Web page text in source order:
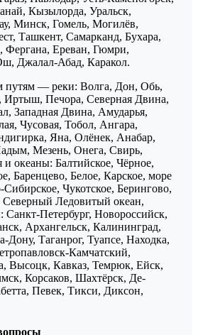
Кызылорда, Уральск,
Минск, Гомель, Могилёв,
Ташкент, Самарканд, Бухара,
Ереван, Гюмри,
Джалал-Абад, Каракол.
путям — реки: Волга, Дон, Обь,
Печора, Северная Двина,
Западная Двина, Амударья,
Чусовая, Тобол, Ангара,
Яна, Олёнек, Анабар,
Мезень, Онега, Свирь,
океаны: Балтийское, Чёрное,
Баренцево, Белое, Карское, море
Чукотское, Берингово,
Северный Ледовитый океан,
Петербург, Новороссийск,
Архангельск, Калининград,
Дону, Таганрог, Туапсе, Находка,
Камчатский,
Высоцк, Кавказ, Темрюк, Ейск,
Корсаков, Шахтёрск, Де-
Певек, Тикси, Диксон,